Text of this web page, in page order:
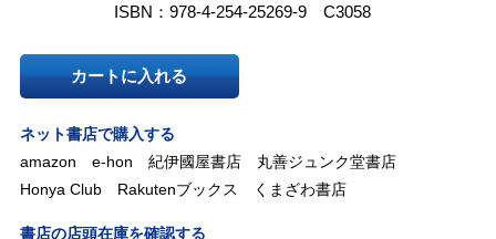
ISBN：978-4-254-25269-9 C3058
カートに入れる
ネット書店で購入する
amazon
e-hon 紀伊國屋書店
丸善ジュンク堂書店
Honya Club
Rakutenブックス くまざわ書店
書店の店頭在庫を確認する